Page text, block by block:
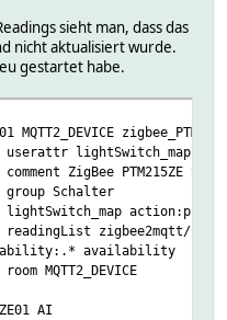
sieht man, dass das
nicht aktualisiert wurde.
gestartet habe.
MQTT2_DEVICE
userattr lightSwitch_map
comment ZigBee
group Schalter
lightSwitch_map
readingList zigbee2mqtt/
availability
MQTT2_DEVICE
AI